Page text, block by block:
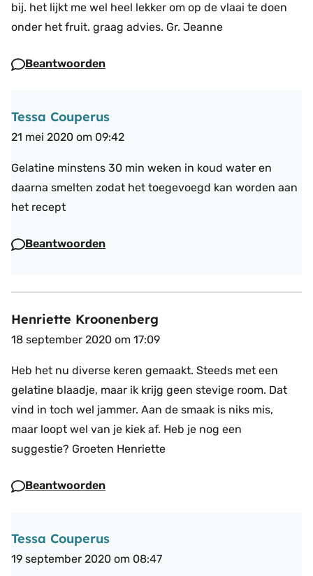
bij. het lijkt me wel heel lekker om op de vlaai te doen
onder het fruit. graag advies. Gr. Jeanne
Beantwoorden
Tessa Couperus
21 mei 2020 om 09:42
Gelatine minstens 30 min weken in koud water en
daarna smelten zodat het toegevoegd kan worden aan
het recept
Beantwoorden
Henriette Kroonenberg
18 september 2020 om 17:09
Heb het nu diverse keren gemaakt. Steeds met een
gelatine blaadje, maar ik krijg geen stevige room. Dat
vind in toch wel jammer. Aan de smaak is niks mis,
maar loopt wel van je kiek af. Heb je nog een
suggestie? Groeten Henriette
Beantwoorden
Tessa Couperus
19 september 2020 om 08:47